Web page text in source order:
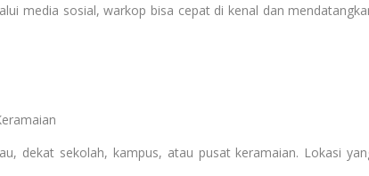
media sosial, warkop bisa cepat di kenal dan
dekat sekolah, kampus, atau pusat keramaian. Lokasi